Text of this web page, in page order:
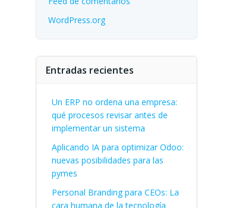
WordPress.org
Entradas recientes
Un ERP no ordena una empresa:
qué procesos revisar antes de
implementar un sistema
Aplicando IA para optimizar Odoo:
nuevas posibilidades para las
pymes
Personal Branding para CEOs: La
cara humana de la tecnología